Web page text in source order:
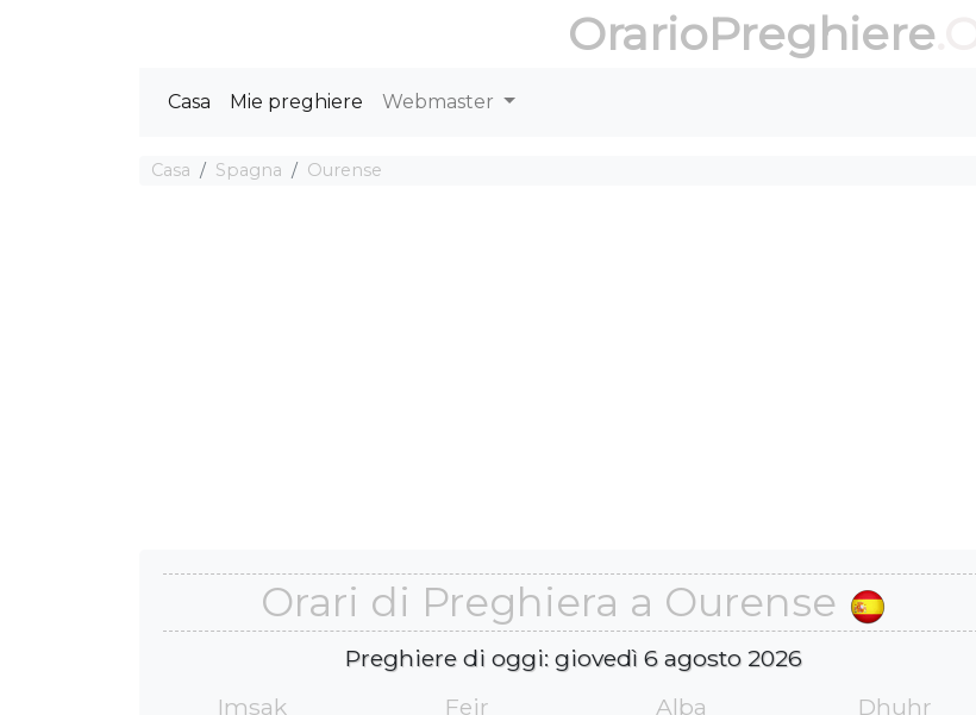
OrarioPreghiere
Casa Mie preghiere Webmaster
Casa Spagna Ourense
Orari di Preghiera a Ourense
Preghiere di oggi: giovedì 6 agosto 2026
Imsak
Fejr
Alba
Dhuhr